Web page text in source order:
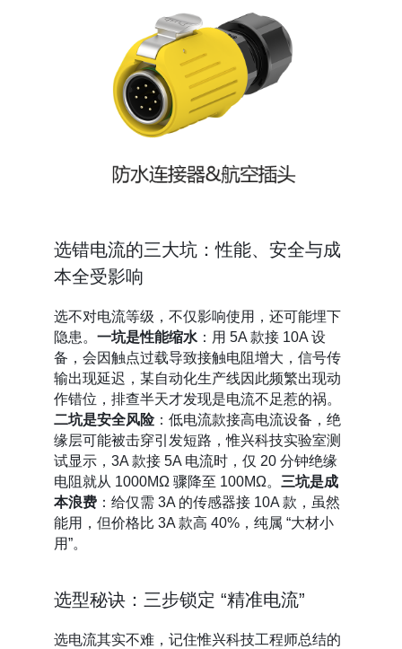
选错电流的三大坑：性能、安全与成
本全受影响
选不对电流等级，不仅影响使用，还可能埋下
隐患。 一坑是性能缩水：用 5A 款接 10A 设
备，会因触点过载导致接触电阻增大，信号传
输出现延迟，某自动化生产线因此频繁出现动
作错位，排查半天才发现是电流不足惹的祸。
二坑是安全风险：低电流款接高电流设备，绝
缘层可能被击穿引发短路，惟兴科技实验室测
试显示，3A 款接 5A 电流时，仅 20 分钟绝缘
电阻就从 1000MΩ 骤降至 100MΩ。 三坑是成
本浪费：给仅需 3A 的传感器接 10A 款，虽然
能用，但价格比 3A 款高 40%，纯属 “大材小
用”。
选型秘诀：三步锁定 “精准电流”
选电流其实不难，记住惟兴科技工程师总结的